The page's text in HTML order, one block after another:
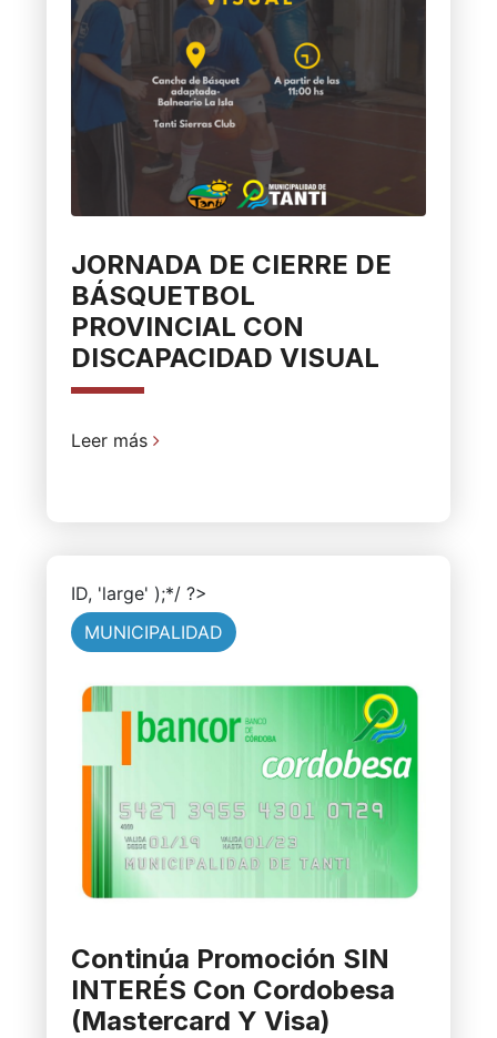
JORNADA DE CIERRE DE
BÁSQUETBOL
PROVINCIAL CON
DISCAPACIDAD VISUAL
Leer más
ID, 'large' );*/ ?>
MUNICIPALIDAD
Continúa Promoción SIN
INTERÉS Con Cordobesa
(Mastercard Y Visa)